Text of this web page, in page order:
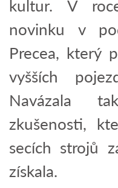
kultur. V
novinku v
Precea, který
vyšších
Navázala
zkušenosti,
secích strojů
získala.